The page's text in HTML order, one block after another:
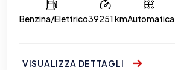
Benzina/Elettrico39251 kmAutomatica
VISUALIZZA DETTAGLI